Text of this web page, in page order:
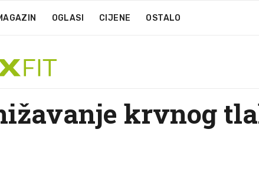
OGLASI CIJENE OSTALO
krvnog